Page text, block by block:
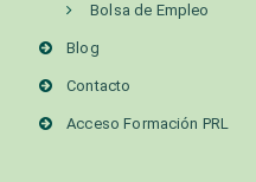
Bolsa de Empleo
Blog
Contacto
Acceso Formación PRL